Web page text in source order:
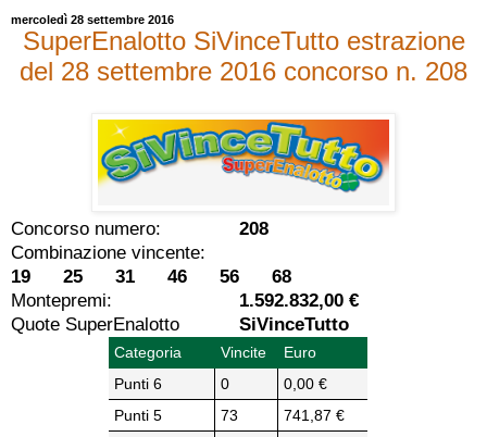
mercoledì 28 settembre 2016
SuperEnalotto SiVinceTutto estrazione
del 28 settembre 2016 concorso n. 208
Concorso numero:
208
Combinazione vincente:
19 25 31 46 56 68
Montepremi:
1.592.832,00 €
Quote SuperEnalotto
SiVinceTutto
Categoria Vincite
Euro
Punti 6
0
0,00 €
Punti 5
73
741,87 €